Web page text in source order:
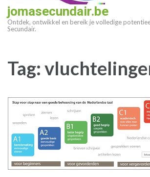
jomasecundair.be
Ontdek, ontwikkel en bereik je volledige
Secundair.
Tag: